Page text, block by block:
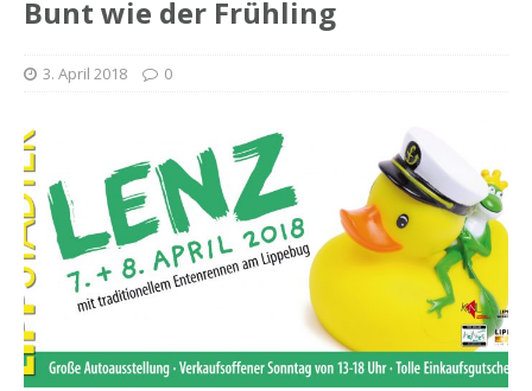
Bunt wie der Frühling
3. April 2018 0